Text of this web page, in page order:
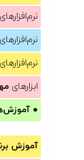
نرم‌افزارهای
نرم‌افزارهای
نرم‌افزارهای
ابزارهای
●
آموزش